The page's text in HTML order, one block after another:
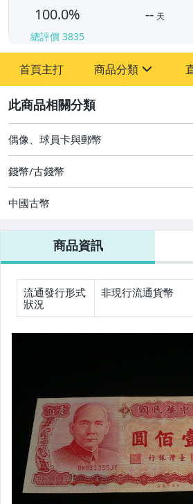
100.0%
總評價 3835
-- 天
首頁主打 商品分類
其它
偶像、球員卡與郵幣
錢幣/古錢幣
中國古幣
商品資訊
流通發行形式
狀況
非現行流通貨幣